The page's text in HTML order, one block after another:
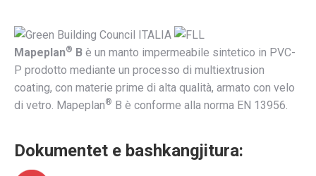
Mapeplan® B è un manto impermeabile sintetico in PVC-
P prodotto mediante un processo di multiextrusion
coating, con materie prime di alta qualità, armato con velo
di vetro. Mapeplan® B è conforme alla norma EN 13956.
Dokumentet e bashkangjitura: